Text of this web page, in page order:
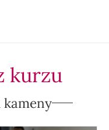
kurzu
kameny